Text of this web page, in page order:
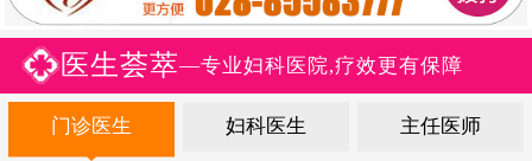
医生荟萃—专业妇科医院,疗效更有保障
门诊医生 妇科医生 主任医师